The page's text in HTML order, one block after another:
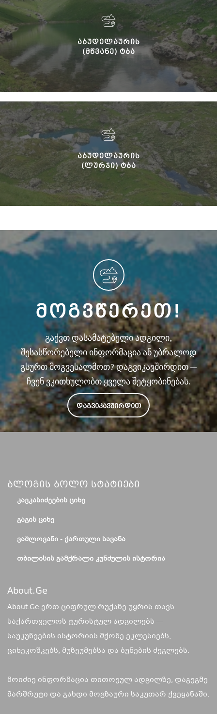
ᲐᲑᲣᲓᲔᲚᲐᲣᲠᲘᲡ
(ᲛᲬᲕᲐᲜᲔ) ᲢᲑᲐ
ᲐᲑᲣᲓᲔᲚᲐᲣᲠᲘᲡ
(ᲚᲣᲠᲯᲘ) ᲢᲑᲐ
ᲛᲝᲒᲕᲬᲔᲠᲔᲗ!
გაქვთ დასამატებელი ადგილი,
შესასწორებელი ინფორმაცია ან უბრალოდ
გსურთ მოგვესალმოთ? დაგვიკავშირდით —
ჩვენ ვკითხულობთ ყველა შეტყობინებას.
ᲓᲐᲒᲕᲘᲙᲐᲕᲨᲘᲠᲓᲘᲗ
Ბლოგის Ბოლო Სტატიები
ᲙᲐᲕᲙᲐᲡᲘᲫᲔᲔᲑᲘᲡ ᲪᲘᲮᲔ
ᲒᲐᲒᲘᲡ ᲪᲘᲮᲔ
ᲕᲐᲨᲚᲝᲕᲐᲜᲘ - ᲥᲐᲠᲗᲣᲚᲘ ᲡᲐᲕᲐᲜᲐ
ᲗᲑᲘᲚᲘᲡᲘᲡ ᲒᲐᲛᲥᲠᲐᲚᲘ ᲙᲣᲜᲫᲣᲚᲘᲡ ᲘᲡᲢᲝᲠᲘᲐ
About.ge
About.Ge ერთ ციფრულ რუქაზე უყრის თავს
საქართველოს ტურისტულ ადგილებს —
საუკუნეების ისტორიის მქონე ეკლესიებს,
ციხეკოშკებს, მუზეუმებსა და ბუნების ძეგლებს.
მოიძიე ინფორმაცია თითოეულ ადგილზე, დაგეგმე
მარშრუტი და გახდი მოგზაური საკუთარ ქვეყანაში.